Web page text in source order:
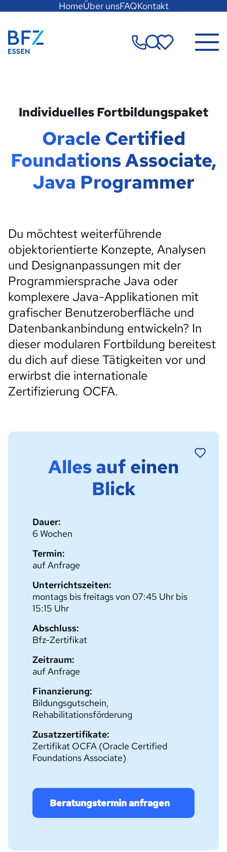
Seite
anspringen
HomeÜber unsFAQKontakt
Zur Startseite Merkzettel
Individuelles Fortbildungspaket
Oracle Certified
Foundations Associate,
Java Programmer
Du möchtest weiterführende
objektorientierte Konzepte, Analysen
und Designanpassungen mit der
Programmiersprache Java oder
komplexere Java-Applikationen mit
grafischer Benutzeroberfläche und
Datenbankanbindung entwickeln? In
dieser modularen Fortbildung bereitest
du dich auf diese Tätigkeiten vor und
erwirbst die internationale
Zertifizierung OCFA.
Alles auf einen
Blick
Dauer:
6 Wochen
Termin:
auf Anfrage
Unterrichtszeiten:
montags bis freitags von 07:45 Uhr bis
15:15 Uhr
Abschluss:
Bfz-Zertifikat
Zeitraum:
auf Anfrage
Finanzierung:
Bildungsgutschein,
Rehabilitationsförderung
Zusatzzertifikate:
Zertifikat OCFA (Oracle Certified
Foundations Associate)
Beratungstermin anfragen